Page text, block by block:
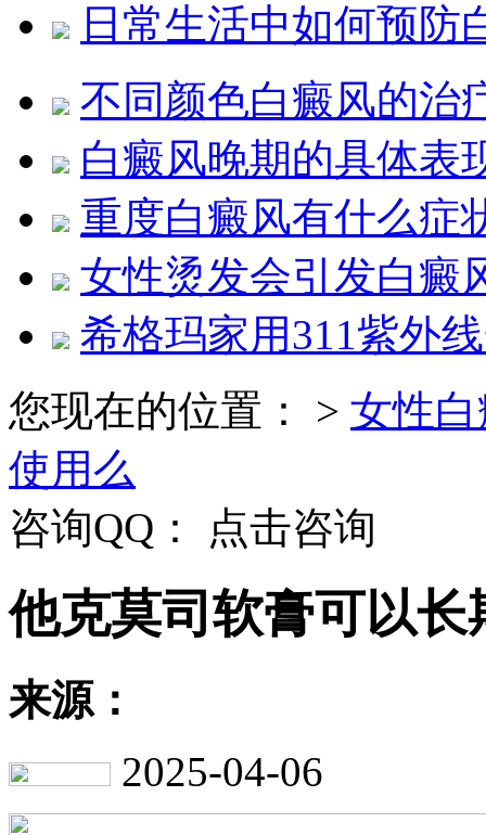
日常生活中如何预防
不同颜色白癜风的治
白癜风晚期的具体表
重度白癜风有什么症
女性烫发会引发白癜
希格玛家用311紫外
您现在的位置：
> 女性
使用么
咨询QQ：
点击咨询
他克莫司软膏可以长
来源：
2025-04-06